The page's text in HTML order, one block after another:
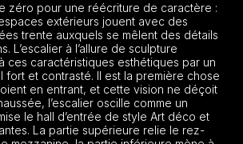
zéro pour une réécriture de caractère :
extérieurs jouent avec des
trente auxquels se mêlent des détails
L’escalier à l’allure de sculpture
ces caractéristiques esthétiques par un
fort et contrasté. Il est la première chose
en entrant, et cette vision ne déçoit
l’escalier oscille comme un
le hall d’entrée de style Art déco et
La partie supérieure relie le rez-